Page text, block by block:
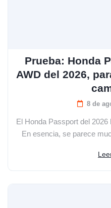
Prueba: Honda
AWD del 2026,
8 de
El Honda Passport del
En esencia, se parece